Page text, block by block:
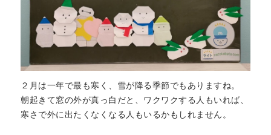
２月は一年で最も寒く、雪が降る季節でもありますね。
朝起きて窓の外が真っ白だと、ワクワクする人もいれば、
寒さで外に出たくなくなる人もいるかもしれません。